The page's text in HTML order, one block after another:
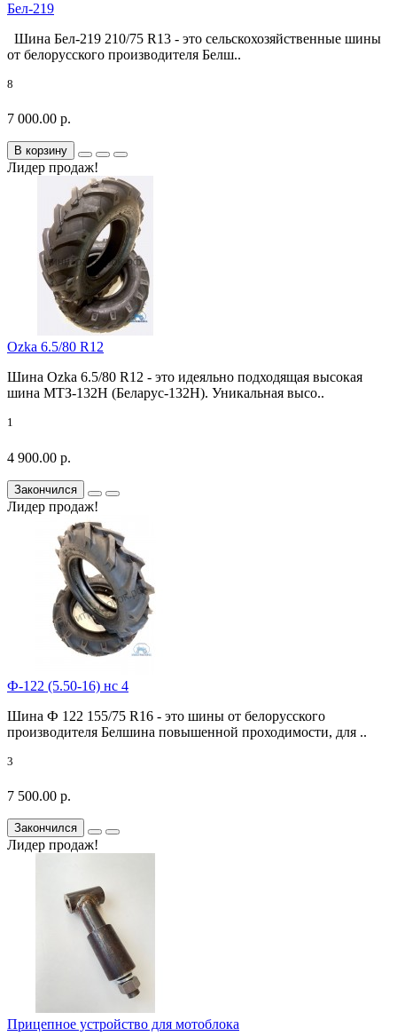
Бел-219
Шина Бел-219 210/75 R13 - это сельскохозяйственные шины
от белорусского производителя Белш..
8
7 000.00 р.
В корзину
Лидер продаж!
Ozka 6.5/80 R12
Шина Ozka 6.5/80 R12 - это идеяльно подходящая высокая
шина МТЗ-132Н (Беларус-132Н). Уникальная высо..
1
4 900.00 р.
Закончился
Лидер продаж!
Ф-122 (5.50-16) нс 4
Шина Ф 122 155/75 R16 - это шины от белорусского
производителя Белшина повышенной проходимости, для ..
3
7 500.00 р.
Закончился
Лидер продаж!
Прицепное устройство для мотоблока